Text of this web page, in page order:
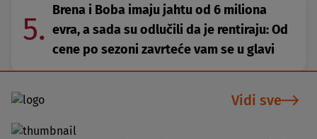
5.
Brena i Boba imaju jahtu od 6 miliona
evra, a sada su odlučili da je rentiraju: Od
cene po sezoni zavrteće vam se u glavi
Vidi sve